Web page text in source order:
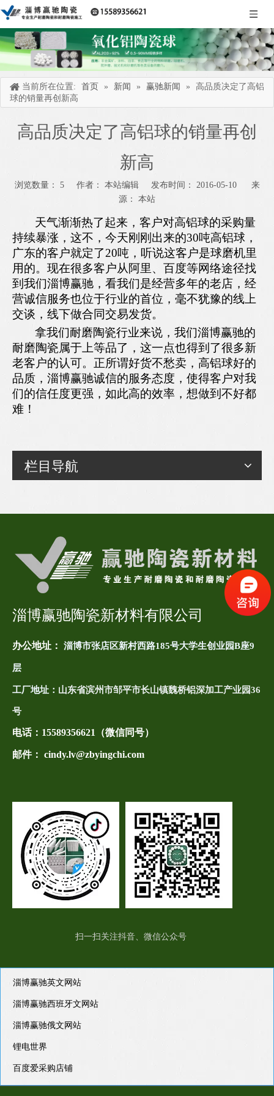
当前所在位置: 首页 » 新闻 » 赢驰新闻 »
高品质决定了高铝
球的销量再创新高
高品质决定了高铝球的销量再创
新高
浏览数量： 5作者： 本站编辑 发布时间： 2016-05-10 来
源： 本站
["wechat","weibo","qzone","douban","email"]
天气渐渐热了起来，客户对高铝球的采购量
持续暴涨，这不，今天刚刚出来的30吨高铝球，
广东的客户就定了20吨，听说这客户是球磨机里
用的。现在很多客户从阿里、百度等网络途径找
到我们淄博赢驰，看我们是经营多年的老店，经
营诚信服务也位于行业的首位，毫不犹豫的线上
交谈，线下做合同交易发货。
拿我们耐磨陶瓷行业来说，我们淄博赢驰的
耐磨陶瓷属于上等品了，这一点也得到了很多新
老客户的认可。正所谓好货不愁卖，高铝球好的
品质，淄博赢驰诚信的服务态度，使得客户对我
们的信任度更强，如此高的效率，想做到不好都
难！
栏目导航
淄博赢驰陶瓷新材料有限公司
办公地址： 淄博市张店区新村西路185号大学生创业园B座9
层
工厂地址： 山东省滨州市邹平市长山镇魏桥铝深加工产业园36
号
电话： 15589356621（微信同号）
邮件： cindy.lv@zbyingchi.com
扫一扫关注抖音、微信公众号
淄博赢驰英文网站
淄博赢驰西班牙文网站
淄博赢驰俄文网站
锂电世界
百度爱采购店铺